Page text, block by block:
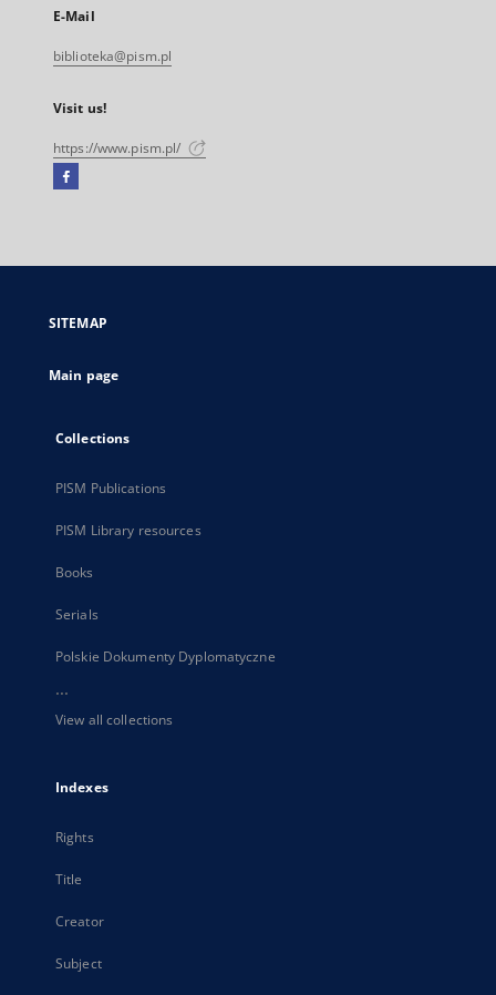
E-Mail
biblioteka@pism.pl
Visit us!
https://www.pism.pl/
Facebook
open
new
SITEMAP
Main page
Collections
PISM Publications
PISM Library resources
Books
Serials
Polskie Dokumenty Dyplomatyczne
...
View all collections
Indexes
Rights
Title
Creator
Subject